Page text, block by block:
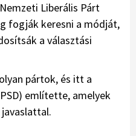
Liberális Párt
fogják keresni a módját,
a választási
pártok, és itt a
említette, amelyek